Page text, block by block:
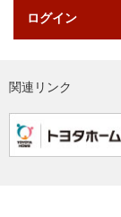
ログイン
関連リンク